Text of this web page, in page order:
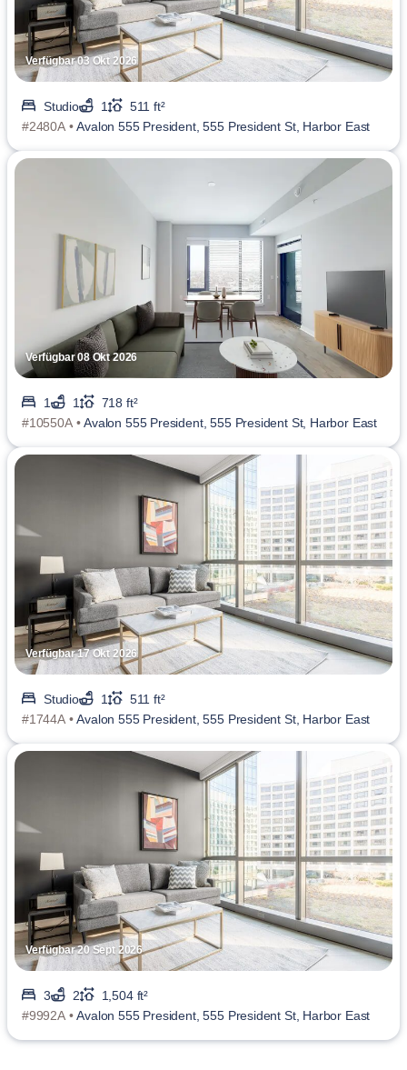
Verfügbar 03 Okt 2026
Studio 1
511 ft²
#2480A •Avalon 555 President, 555 President St, Harbor East
Verfügbar 08 Okt 2026
1 1
718 ft²
#10550A •Avalon 555 President, 555 President St, Harbor East
Verfügbar 17 Okt 2026
Studio 1
511 ft²
#1744A •Avalon 555 President, 555 President St, Harbor East
Verfügbar 20 Sept 2026
3 2
1,504 ft²
#9992A •Avalon 555 President, 555 President St, Harbor East